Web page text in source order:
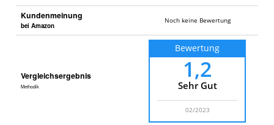
Kundenmeinung
bei Amazon
Noch keine Bewertung
Vergleichsergebnis
Methodik
Bewertung
1,2
Sehr Gut
02/2023